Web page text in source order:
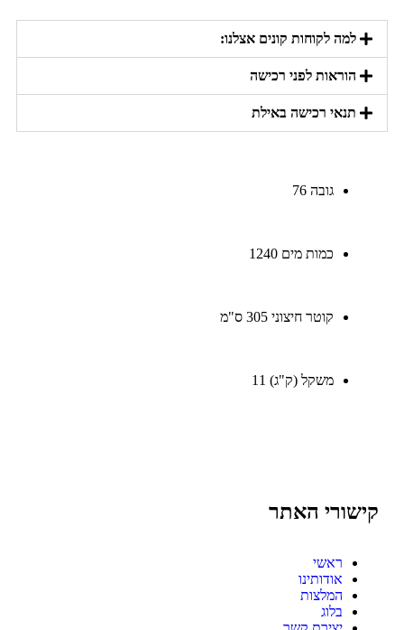
למה לקוחות קונים אצלנו:
הוראות לפני רכישה
תנאי רכישה באילת
גובה 76
כמות מים 1240
קוטר חיצוני 305 ס"מ
משקל (ק"ג) 11
קישורי האתר
ראשי
אודותינו
המלצות
בלוג